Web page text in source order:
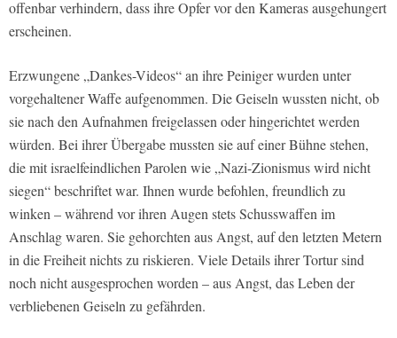
offenbar verhindern, dass ihre Opfer vor den Kameras ausgehungert
erscheinen.
Erzwungene „Dankes-Videos“ an ihre Peiniger wurden unter
vorgehaltener Waffe aufgenommen. Die Geiseln wussten nicht, ob
sie nach den Aufnahmen freigelassen oder hingerichtet werden
würden. Bei ihrer Übergabe mussten sie auf einer Bühne stehen,
die mit israelfeindlichen Parolen wie „Nazi-Zionismus wird nicht
siegen“ beschriftet war. Ihnen wurde befohlen, freundlich zu
winken – während vor ihren Augen stets Schusswaffen im
Anschlag waren. Sie gehorchten aus Angst, auf den letzten Metern
in die Freiheit nichts zu riskieren. Viele Details ihrer Tortur sind
noch nicht ausgesprochen worden – aus Angst, das Leben der
verbliebenen Geiseln zu gefährden.